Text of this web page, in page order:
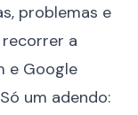
problemas e
a
e Google
um adendo: